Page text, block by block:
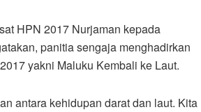
HPN 2017 Nurjaman kepada
panitia sengaja menghadirkan
yakni Maluku Kembali ke Laut.
antara kehidupan darat dan laut. Kita